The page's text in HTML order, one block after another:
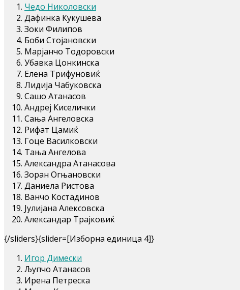
Чедо Николовски
Дафинка Кукушева
Зоки Филипов
Боби Стојановски
Марјанчо Тодоровски
Убавка Цонкинска
Елена Трифуновиќ
Лидија Чабуковска
Сашо Атанасов
Андреј Киселички
Сања Ангеловска
Рифат Цамиќ
Гоце Василковски
Тања Ангелова
Александра Атанасова
Зоран Огњановски
Даниела Ристова
Ванчо Костадинов
Јулијана Алексовска
Александар Трајковиќ
{/sliders}{slider=[Изборна единица 4]}
Игор Димески
Љупчо Атанасов
Ирена Петреска